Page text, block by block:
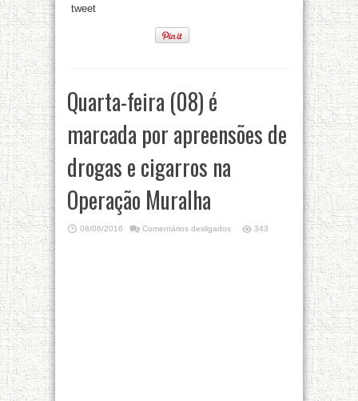
tweet
Quarta-feira (08) é
marcada por apreensões de
drogas e cigarros na
Operação Muralha
08/06/2016 Comentários desligados 343